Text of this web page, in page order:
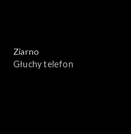
Ziarno
Głuchy telefon